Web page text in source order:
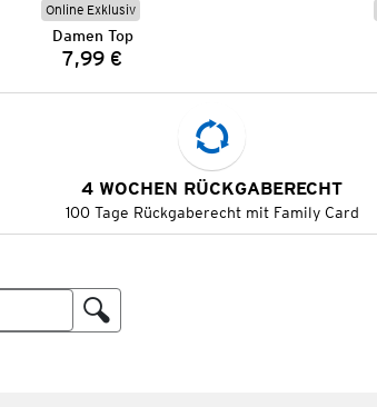
Online Exklusiv
Damen Top
Preis:
7,99 €
4 WOCHEN RÜCKGABERECHT
100 Tage Rückgaberecht mit Family Card